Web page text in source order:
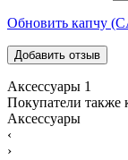
Обновить капчу
Аксессуары 1
Покупатели также
Аксессуары
‹
›